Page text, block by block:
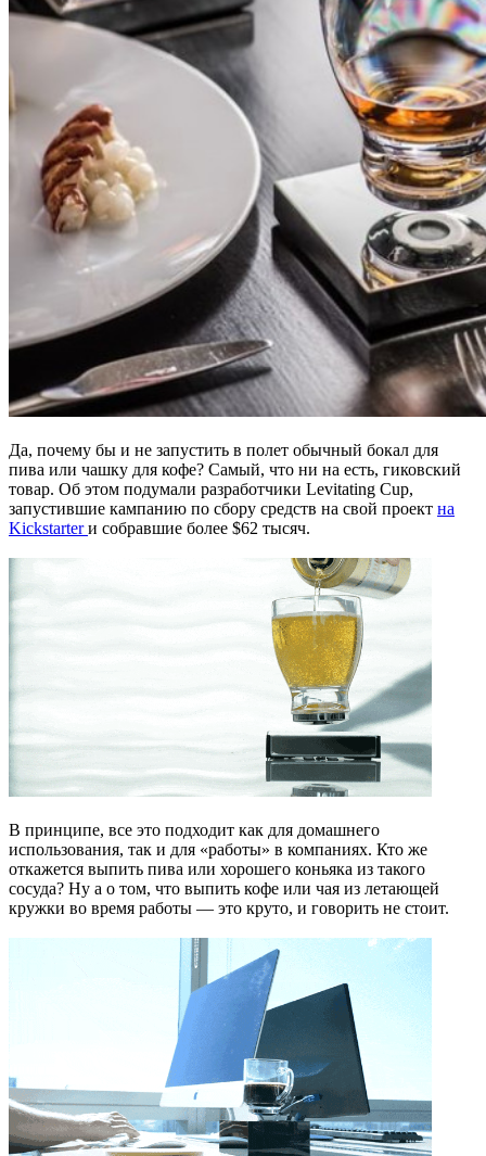
Да, почему бы и не запустить в полет обычный бокал для
пива или чашку для кофе? Самый, что ни на есть, гиковский
товар. Об этом подумали разработчики Levitating Cup,
запустившие кампанию по сбору средств на свой проект на
Kickstarterи собравшие более $62 тысяч.
В принципе, все это подходит как для домашнего
использования, так и для «работы» в компаниях. Кто же
откажется выпить пива или хорошего коньяка из такого
сосуда? Ну а о том, что выпить кофе или чая из летающей
кружки во время работы — это круто, и говорить не стоит.